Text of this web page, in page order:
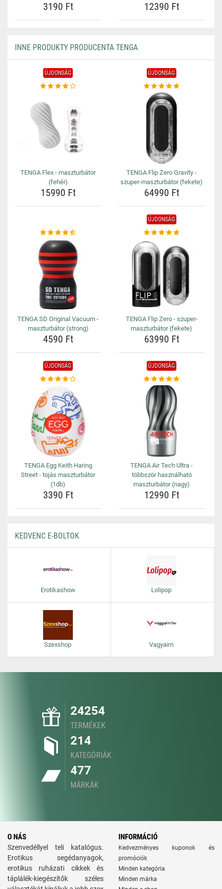
3190 Ft 12390 Ft
INNE PRODUKTY PRODUCENTA TENGA
ÚJDONSÁG
TENGA Flex - maszturbátor
(fehér)
15990 Ft
ÚJDONSÁG
TENGA Flip Zero Gravity -
szuper-maszturbátor (fekete)
64990 Ft
TENGA SD Original Vacuum -
maszturbátor (strong)
4590 Ft
ÚJDONSÁG
TENGA Flip Zero - szuper-
maszturbátor (fekete)
63990 Ft
ÚJDONSÁG
TENGA Egg Keith Haring
Street - tojás maszturbátor
(1db)
3390 Ft
ÚJDONSÁG
TENGA Air Tech Ultra -
többször használható
maszturbátor (nagy)
12990 Ft
KEDVENC E-BOLTOK
Erotikashow Lolipop
Szexshop Vagyaim
24254
TERMÉKEK
214
KATEGÓRIÁK
477
MÁRKÁK
O NÁS
Szenvedéllyel teli katalógus.
Erotikus segédanyagok,
erotikus ruházati cikkek és
táplálék-kiegészítők széles
INFORMÁCIÓ
Kedvezményes kuponok és
promóciók
Minden kategória
Minden márka